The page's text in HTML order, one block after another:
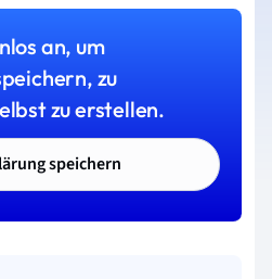
an, um
zu
zu erstellen.
speichern